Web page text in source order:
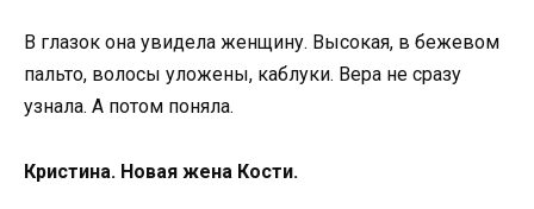
В глазок она увидела женщину. Высокая, в бежевом
пальто, волосы уложены, каблуки. Вера не сразу
узнала. А потом поняла.
Кристина. Новая жена Кости.